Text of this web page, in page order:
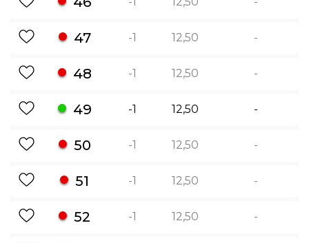
47 -1 12,50 -
48 -1 12,50 -
49 -1 12,50 -
50 -1 12,50 -
51 -1 12,50 -
52 -1 12,50 -